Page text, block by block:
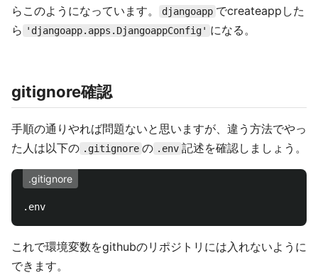
らこのようになっています。
djangoapp でcreateappした
ら 'djangoapp.apps.DjangoappConfig' になる。
gitignore確認
手順の通りやれば問題ないと思いますが、違う方法でやっ
た人は以下の .gitignore の .env 記述を確認しましょう。
.gitignore
これで環境変数をgithubのリポジトリには入れないように
できます。